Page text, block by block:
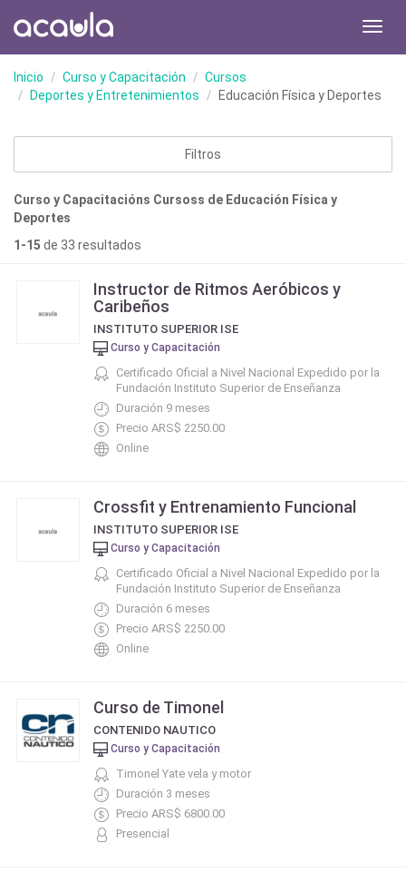
Inicio Curso y Capacitación
Cursos
Deportes y Entretenimientos
Educación Física y Deportes
Filtros
Curso y Capacitacións Cursoss de Educación Física y
Deportes
1-15 de 33 resultados
Instructor de Ritmos Aeróbicos y
Caribeños
INSTITUTO SUPERIOR ISE
Curso y Capacitación
Certificado Oficial a Nivel Nacional Expedido por la
Fundación Instituto Superior de Enseñanza
Duración 9 meses
Precio ARS$ 2250.00
Online
Crossfit y Entrenamiento Funcional
INSTITUTO SUPERIOR ISE
Curso y Capacitación
Certificado Oficial a Nivel Nacional Expedido por la
Fundación Instituto Superior de Enseñanza
Duración 6 meses
Precio ARS$ 2250.00
Online
Curso de Timonel
CONTENIDO NAUTICO
Curso y Capacitación
Timonel Yate vela y motor
Duración 3 meses
Precio ARS$ 6800.00
Presencial